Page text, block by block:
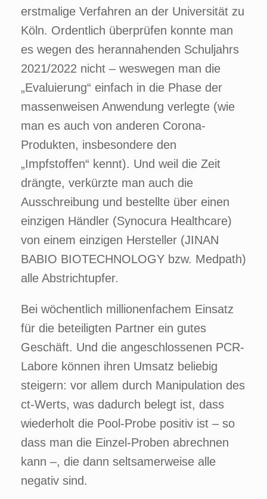
erstmalige Verfahren an der Universität zu
Köln. Ordentlich überprüfen konnte man
es wegen des herannahenden Schuljahrs
2021/2022 nicht – weswegen man die
„Evaluierung“ einfach in die Phase der
massenweisen Anwendung verlegte (wie
man es auch von anderen Corona-
Produkten, insbesondere den
„Impfstoffen“ kennt). Und weil die Zeit
drängte, verkürzte man auch die
Ausschreibung und bestellte über einen
einzigen Händler (Synocura Healthcare)
von einem einzigen Hersteller (JINAN
BABIO BIOTECHNOLOGY bzw. Medpath)
alle Abstrichtupfer.
Bei wöchentlich millionenfachem Einsatz
für die beteiligten Partner ein gutes
Geschäft. Und die angeschlossenen PCR-
Labore können ihren Umsatz beliebig
steigern: vor allem durch Manipulation des
ct-Werts, was dadurch belegt ist, dass
wiederholt die Pool-Probe positiv ist – so
dass man die Einzel-Proben abrechnen
kann –, die dann seltsamerweise alle
negativ sind.